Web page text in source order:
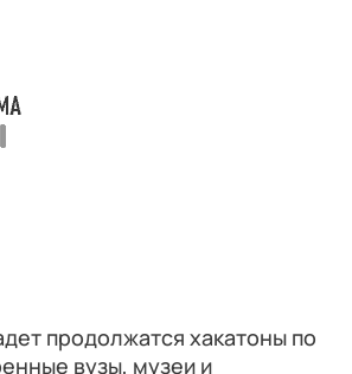
продолжатся хакатоны по
вузы, музеи и